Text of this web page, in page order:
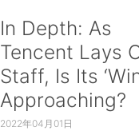
In Depth: As
Tencent Lays
Staff, Is Its
Approaching?
2022年04月01日